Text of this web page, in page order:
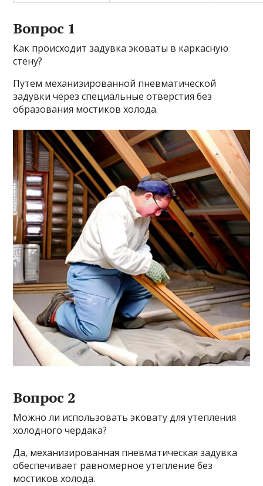
Вопрос 1
Как происходит задувка эковаты в каркасную
стену?
Путем механизированной пневматической
задувки через специальные отверстия без
образования мостиков холода.
Вопрос 2
Можно ли использовать эковату для утепления
холодного чердака?
Да, механизированная пневматическая задувка
обеспечивает равномерное утепление без
мостиков холода.